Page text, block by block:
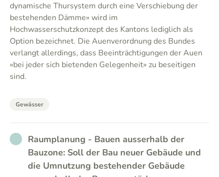
dynamische Thursystem durch eine Verschiebung der
bestehenden Dämme» wird im
Hochwasserschutzkonzept des Kantons lediglich als
Option bezeichnet. Die Auenverordnung des Bundes
verlangt allerdings, dass Beeinträchtigungen der Auen
«bei jeder sich bietenden Gelegenheit» zu beseitigen
sind.
Gewässer
NO_ANSWER
Raumplanung - Bauen ausserhalb der
Bauzone: Soll der Bau neuer Gebäude und
die Umnutzung bestehender Gebäude